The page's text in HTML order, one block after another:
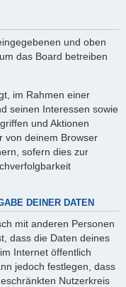
und oben
das Board betreiben
im Rahmen einer
seinen Interessen sowie
und Aktionen
von deinem Browser
sofern dies zur
DEINER DATEN
mit anderen Personen
dass die Daten deines
Internet öffentlich
jedoch festlegen, dass
Nutzerkreis